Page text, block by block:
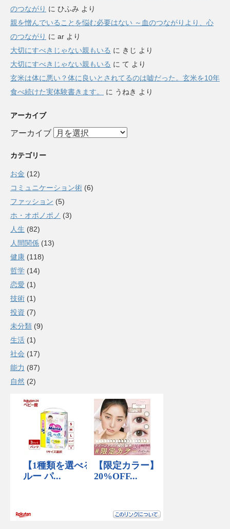
のつながり に ひふみ より
親を憎んでいることを悩む必要はない ～血のつながりより、心
のつながり に ar より
大切にすべきじゃない親もいる に きじ より
大切にすべきじゃない親もいる に て より
玄米は体に悪い？体に良いとされてるのは嘘だった。玄米を10年
食べ続けた実体験書きます。
に うねき より
アーカイブ
アーカイブ
カテゴリー
お金 (12)
コミュニケーション術 (6)
ファッション (5)
ホ・オポノポノ (3)
人生 (82)
人間関係 (13)
健康 (118)
哲学 (14)
恋愛 (1)
技術 (1)
投資 (7)
未分類 (9)
生活 (1)
社会 (17)
能力 (87)
自然 (2)